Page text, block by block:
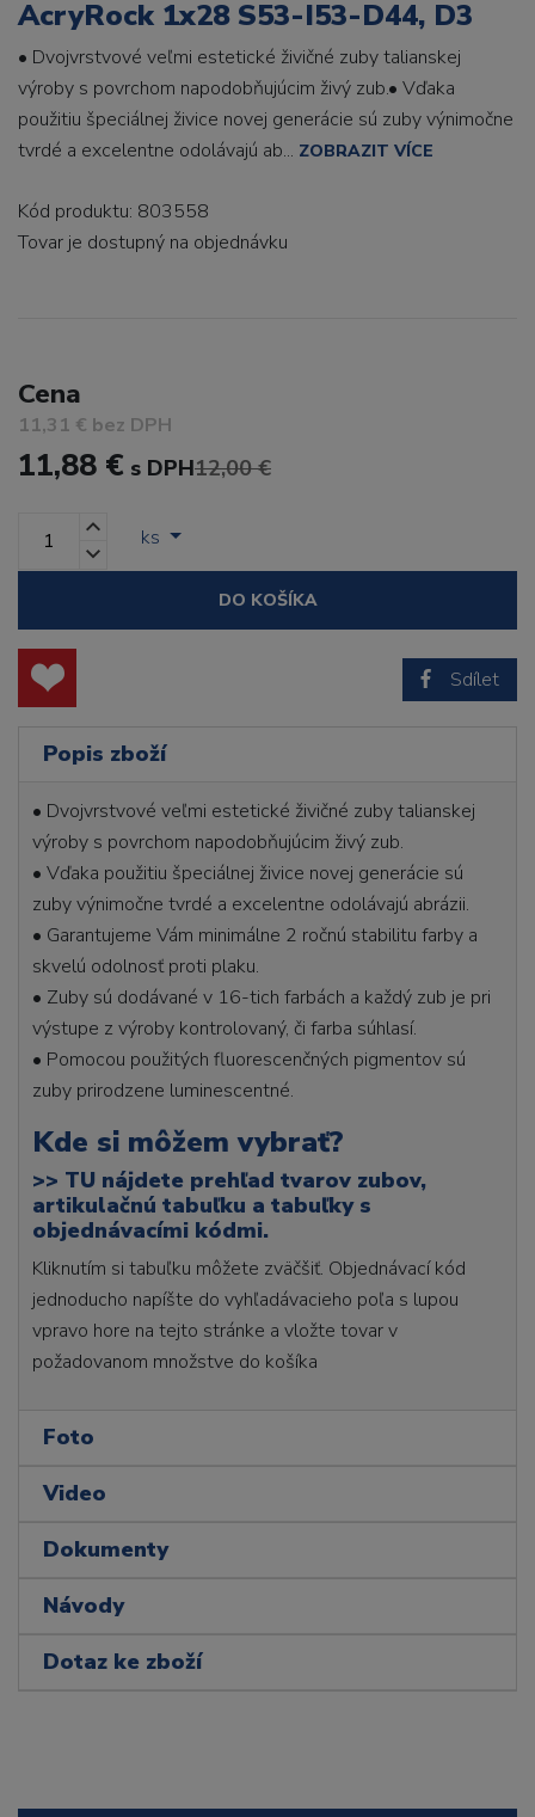
AcryRock 1x28 S53-I53-D44, D3
• Dvojvrstvové veľmi estetické živičné zuby talianskej
výroby s povrchom napodobňujúcim živý zub.• Vďaka
použitiu špeciálnej živice novej generácie sú zuby výnimočne
tvrdé a excelentne odolávajú ab... ZOBRAZIT VÍCE
Kód produktu: 803558
Tovar je dostupný na objednávku
Cena
11,31 € bez DPH
11,88 € s DPH12,00 €
ks
DO KOŠÍKA
Sdílet
Popis zboží
• Dvojvrstvové veľmi estetické živičné zuby talianskej
výroby s povrchom napodobňujúcim živý zub.
• Vďaka použitiu špeciálnej živice novej generácie sú
zuby výnimočne tvrdé a excelentne odolávajú abrázii.
• Garantujeme Vám minimálne 2 ročnú stabilitu farby a
skvelú odolnosť proti plaku.
• Zuby sú dodávané v 16-tich farbách a každý zub je pri
výstupe z výroby kontrolovaný, či farba súhlasí.
• Pomocou použitých fluorescenčných pigmentov sú
zuby prirodzene luminescentné.
Kde si môžem vybrať?
>> TU nájdete prehľad tvarov zubov,
artikulačnú tabuľku a tabuľky s
objednávacími kódmi.
Kliknutím si tabuľku môžete zväčšiť. Objednávací kód
jednoducho napíšte do vyhľadávacieho poľa s lupou
vpravo hore na tejto stránke a vložte tovar v
požadovanom množstve do košíka
Foto
Video
Dokumenty
Návody
Dotaz ke zboží